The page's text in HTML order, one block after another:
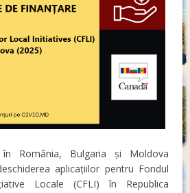
în România, Bulgaria și Moldova
aplicațiilor pentru Fondul
Locale (CFLI) în Republica